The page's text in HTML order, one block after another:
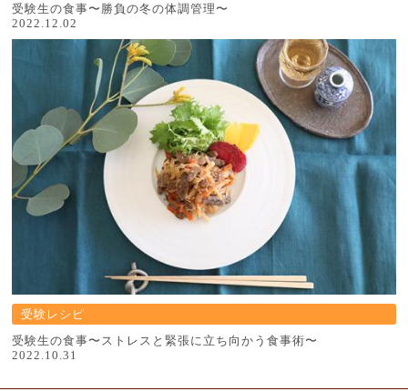
受験生の食事〜勝負の冬の体調管理〜
2022.12.02
受験レシピ
受験生の食事〜ストレスと緊張に立ち向かう食事術〜
2022.10.31